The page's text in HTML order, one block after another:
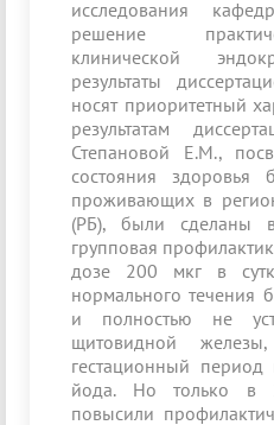
исследования
решение
клинической
результаты
носят приоритетный
результатам
Степановой Е.М.,
состояния
проживающих в
(РБ), были сделаны
групповая
дозе 200 мкг в
нормального течения
и полностью не
щитовидной
гестационный
йода. Но только в
повысили